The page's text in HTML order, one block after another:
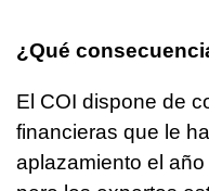
¿Qué
El COI dispone de
financieras que le
aplazamiento el